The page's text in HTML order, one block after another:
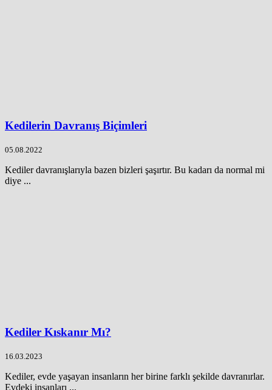
Kedilerin Davranış Biçimleri
05.08.2022
Kediler davranışlarıyla bazen bizleri şaşırtır. Bu kadarı da normal mi
diye ...
Kediler Kıskanır Mı?
16.03.2023
Kediler, evde yaşayan insanların her birine farklı şekilde davranırlar.
Evdeki insanları ...